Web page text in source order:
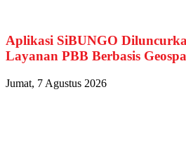
Aplikasi SiBUNGO
Layanan PBB Berbasis
Jumat, 7 Agustus 2026